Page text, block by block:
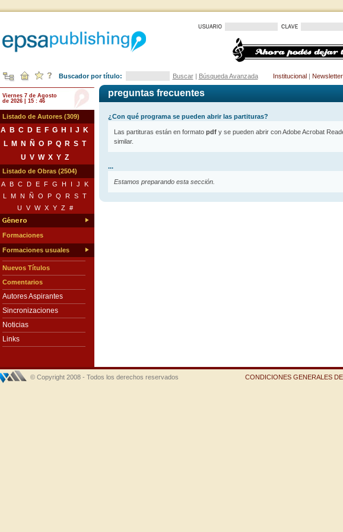
Buscador por título: Buscar| Búsqueda Avanzada Institucional| Newsletter
Viernes 7 de Agosto
de 2026 | 15 : 46
Listado de Autores (309)
A B C D E F G H J
K
L
M N Ñ O P Q R S T
U V W X Y Z
Listado de Obras (2504)
A
B C D E F G H I J
K
L
M N Ñ O P Q R S T
U
V W X Y Z #
Formaciones
Formaciones usuales
Nuevos Títulos
Comentarios
Autores Aspirantes
Sincronizaciones
Noticias
Links
preguntas frecuentes
¿Con qué programa se pueden abrir las partituras?
Las partituras están en formato pdf y se pueden abrir con Adobe Acrobat
similar.
...
Estamos preparando esta sección.
© Copyright 2008 - Todos los derechos reservados CONDICIONES GENERALES